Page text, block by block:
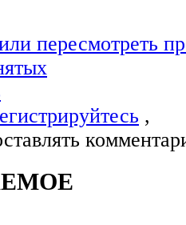
пересмотреть
,